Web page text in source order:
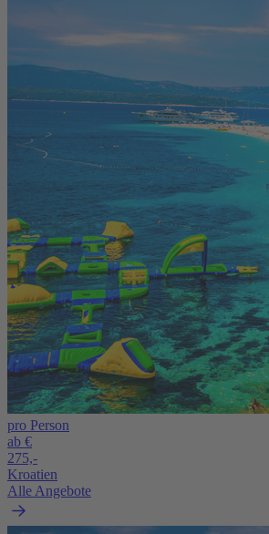
pro Person
ab €
275,-
Kroatien
Alle Angebote